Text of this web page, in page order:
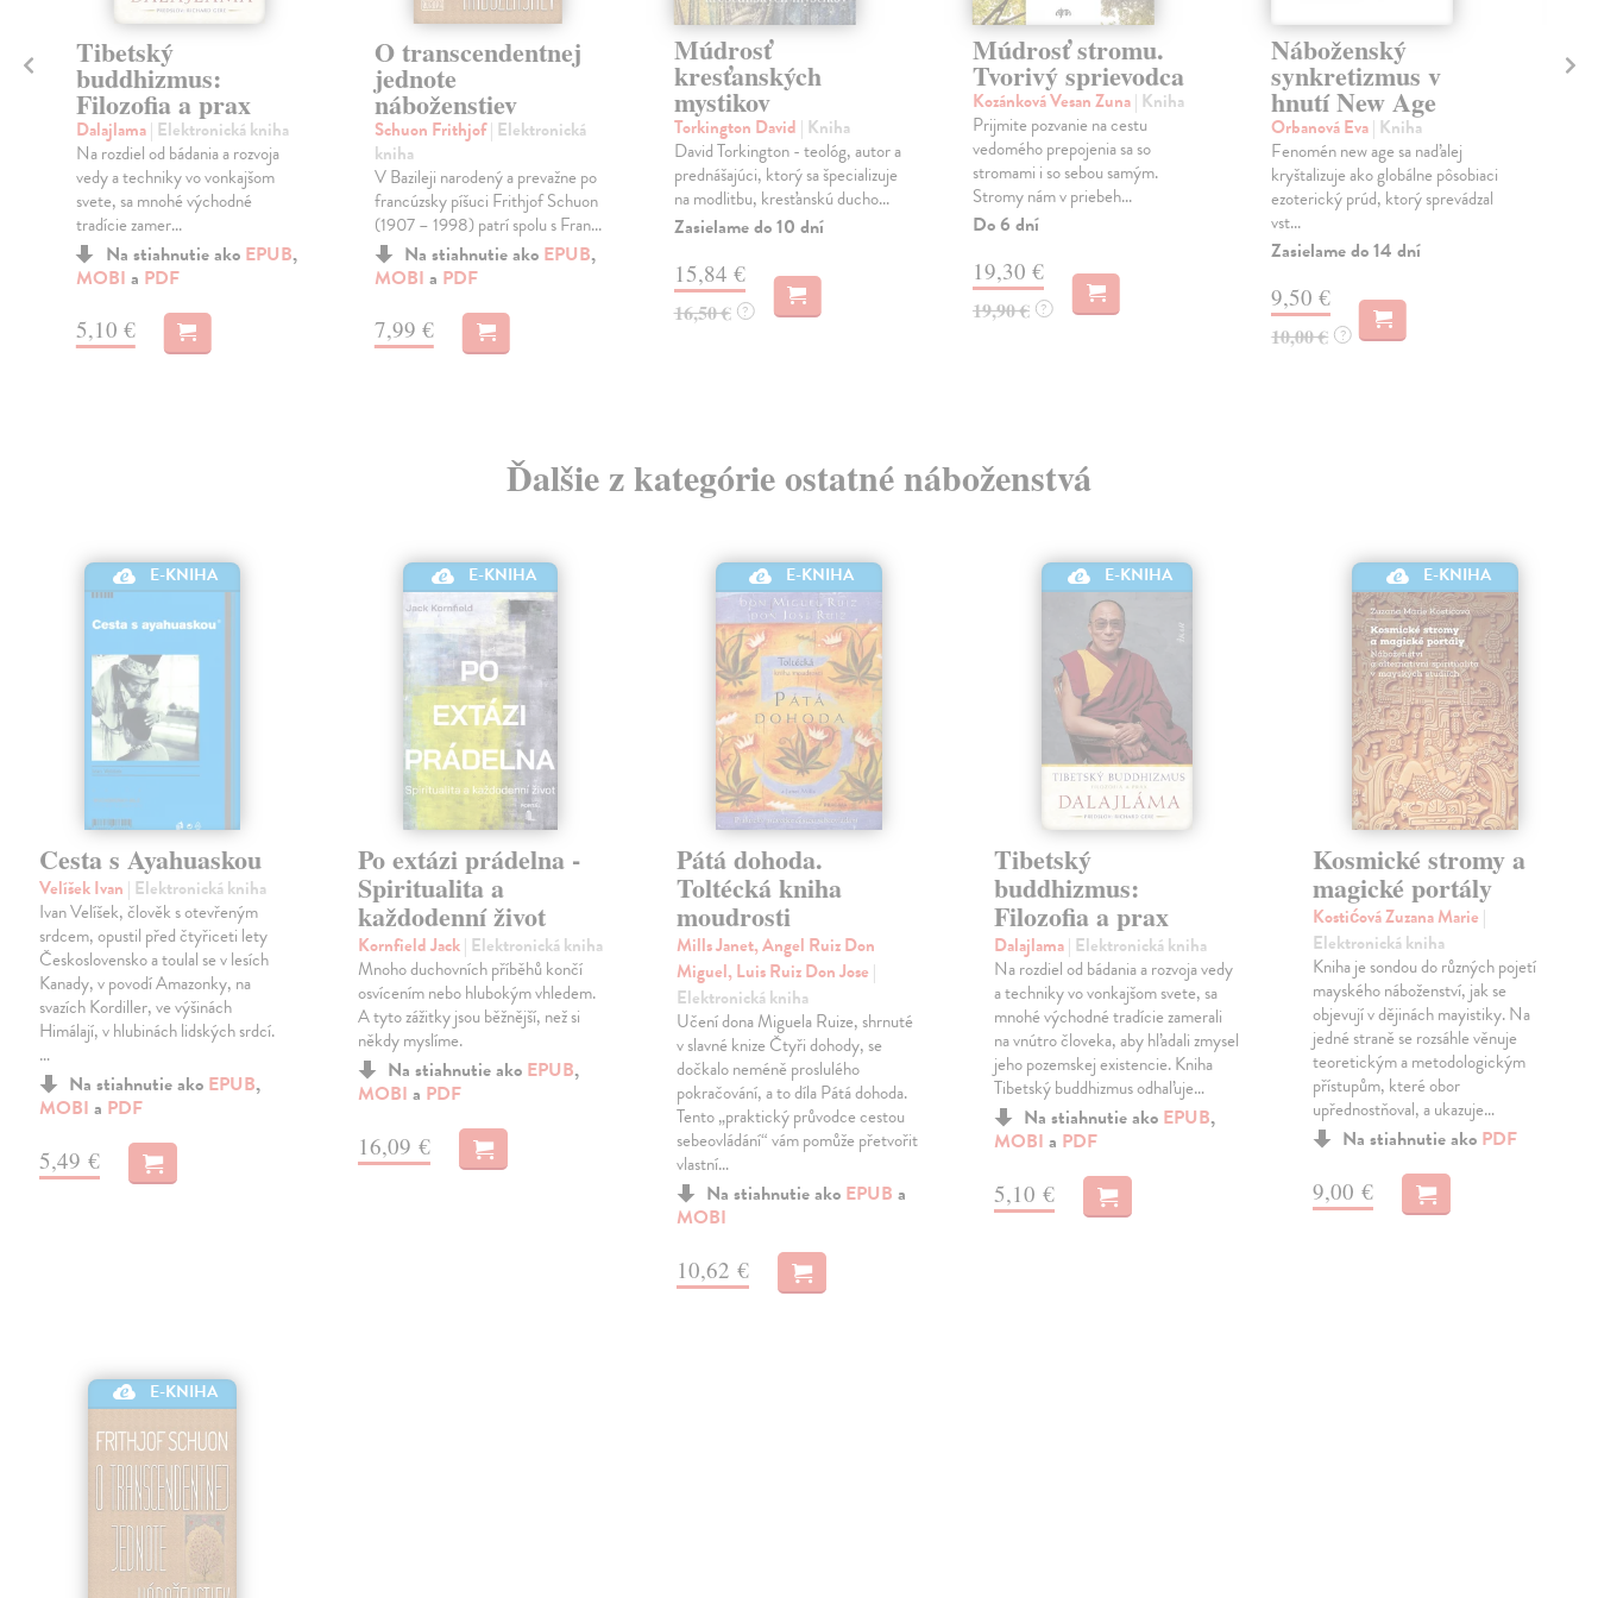
Tibetský
buddhizmus:
Filozofia a prax
Dalajlama| Elektronická kniha
Na rozdiel od bádania a rozvoja
vedy a techniky vo vonkajšom
svete, sa mnohé východné
tradície zamer...
Na stiahnutie ako EPUB,
MOBI a PDF
5,10 €
O transcendentnej
jednote
náboženstiev
Schuon Frithjof| Elektronická
kniha
V Bazileji narodený a prevažne po
francúzsky píšuci Frithjof Schuon
(1907 – 1998) patrí spolu s Fran...
Na stiahnutie ako EPUB,
MOBI a PDF
7,99 €
Múdrosť
kresťanských
mystikov
Torkington David | Kniha
David Torkington - teológ, autor a
prednášajúci, ktorý sa špecializuje
na modlitbu, kresťanskú ducho...
Zasielame do 10 dní
15,84 €
16,50 € ?
Múdrosť stromu.
Tvorivý sprievodca
Kozánková Vesan Zuna| Kniha
Prijmite pozvanie na cestu
vedomého prepojenia sa so
stromami i so sebou samým.
Stromy nám v priebeh...
Do 6 dní
19,30 €
19,90 € ?
Náboženský
synkretizmus v
hnutí New Age
Orbanová Eva| Kniha
Fenomén new age sa naďalej
kryštalizuje ako globálne pôsobiaci
ezoterický prúd, ktorý sprevádzal
vst...
Zasielame do 14 dní
9,50 €
10,00 € ?
Ďalšie z kategórie ostatné náboženstvá
E-KNIHA
Cesta s Ayahuaskou
Velíšek Ivan | Elektronická kniha
Ivan Velíšek, člověk s otevřeným
srdcem, opustil před čtyřiceti lety
Československo a toulal se v lesích
Kanady, v povodí Amazonky, na
svazích Kordiller, ve výšinách
Himálají, v hlubinách lidských srdcí.
…
Na stiahnutie ako EPUB,
MOBI a PDF
5,49 €
E-KNIHA
Po extázi prádelna -
Spiritualita a
každodenní život
Kornfield Jack| Elektronická kniha
Mnoho duchovních příběhů končí
osvícením nebo hlubokým vhledem.
A tyto zážitky jsou běžnější, než si
někdy myslíme.
Na stiahnutie ako EPUB,
MOBI a PDF
16,09 €
E-KNIHA
Pátá dohoda.
Toltécká kniha
moudrosti
Mills Janet, Angel Ruiz Don
Miguel, Luis Ruiz Don Jose |
Elektronická kniha
Učení dona Miguela Ruize, shrnuté
v slavné knize Čtyři dohody, se
dočkalo neméně proslulého
pokračování, a to díla Pátá dohoda.
Tento „praktický průvodce cestou
sebeovládání“ vám pomůže přetvořit
vlastní…
Na stiahnutie ako EPUB a
MOBI
10,62 €
E-KNIHA
Tibetský
buddhizmus:
Filozofia a prax
Dalajlama| Elektronická kniha
Na rozdiel od bádania a rozvoja vedy
a techniky vo vonkajšom svete, sa
mnohé východné tradície zamerali
na vnútro človeka, aby hľadali zmysel
jeho pozemskej existencie. Kniha
Tibetský buddhizmus odhaľuje…
Na stiahnutie ako EPUB,
MOBI a PDF
5,10 €
E-KNIHA
Kosmické stromy a
magické portály
Kostićová Zuzana Marie |
Elektronická kniha
Kniha je sondou do různých pojetí
mayského náboženství, jak se
objevují v dějinách mayistiky. Na
jedné straně se rozsáhle věnuje
teoretickým a metodologickým
přístupům, které obor
upřednostňoval, a ukazuje…
Na stiahnutie ako PDF
9,00 €
E-KNIHA